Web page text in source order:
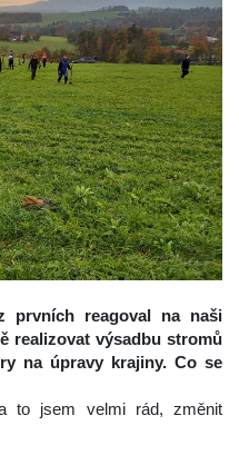
prvních reagoval na naši
realizovat výsadbu stromů
na úpravy krajiny. Co se
to jsem velmi rád, změnit